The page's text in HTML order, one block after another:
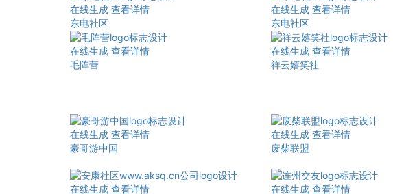
在线生成 查看详情
东电社区
在线生成 查看详情
东电社区
在线生成 查看详情
毛阵营
在线生成 查看详情
祥云嬉笑社
在线生成 查看详情
豪哥游中国
在线生成 查看详情
废柴联盟
在线生成 查看详情 在线生成 查看详情